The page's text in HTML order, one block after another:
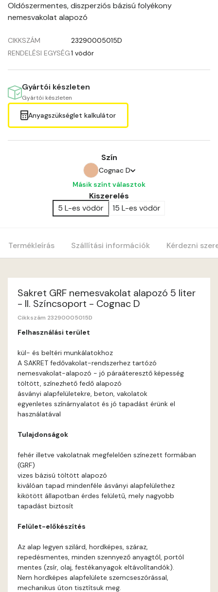
Oldószermentes, diszperziós bázisú folyékony
nemesvakolat alapozó
CIKKSZÁM
23290005015D
RENDELÉSI EGYSÉG1 vödör
Gyártói készleten
Gyártói készleten
Anyagszükséglet kalkulátor
Szín
Cognac D
Amber C
Amber D
Anticred D
Apple D
Apricot D
Ash C
Blood-orange C
Másik színt választok
Kiszerelés
5 L-es vödör
15 L-es vödör
Termékleírás Szállítási információk Kérdezni
Sakret GRF nemesvakolat alapozó 5 liter
- II. Színcsoport - Cognac D
Cikkszám 23290005015D
Felhasználási terület
kül- és beltéri munkálatokhoz
A SAKRET fedővakolat-rendszerhez tartózó
nemesvakolat-alapozó - jó páraáteresztő képesség
töltött, színezhető fedő alapozó
ásványi alapfelületekre, beton, vakolatok
egyenletes színárnyalatot és jó tapadást érünk el
használatával
Tulajdonságok
fehér illetve vakolatnak megfelelően színezett formában
(GRF)
vizes bázisú töltött alapozó
kiválóan tapad mindenféle ásványi alapfelülethez
kikötött állapotban érdes felületű, mely nagyobb
tapadást biztosít
Felület-előkészítés
Az alap legyen szilárd, hordképes, száraz,
repedésmentes, minden szennyező anyagtól, portól
mentes (zsír, olaj, festékanyagok eltávolítandók).
Nem hordképes alapfelülete szemcseszórással,
mechanikus úton tisztítsuk meg.